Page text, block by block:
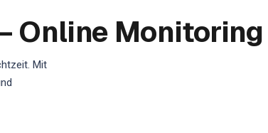
Online Monitoring
Mit